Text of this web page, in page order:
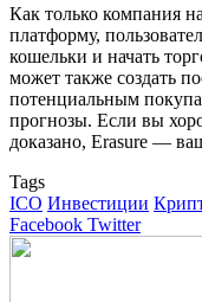
Как только компания
платформу,
кошельки и начать
может также создать
потенциальным
прогнозы. Если вы
доказано, Erasure —
Tags
ICO Инвестиции
Facebook TwitterGoogle+
LinkedIn
Tumblr
Pinterest
Reddit